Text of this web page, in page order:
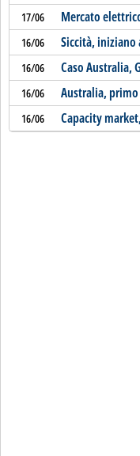
17/06 Mercato
16/06 Siccità,
16/06 Caso Australia,
16/06 Australia,
16/06 Capacity